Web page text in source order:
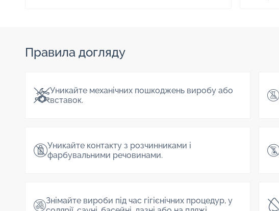
Правила догляду
Уникайте механічних пошкоджень виробу або
вставок.
Уникайте контакту з розчинниками і
фарбувальними речовинами.
Знімайте вироби під час гігієнічних процедур, у